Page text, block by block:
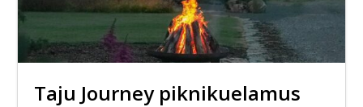
Taju Journey piknikuelamus